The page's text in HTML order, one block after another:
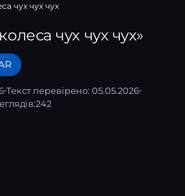
чух чух чух
чух чух чух»
Текст перевірено: 05.05.2026
242